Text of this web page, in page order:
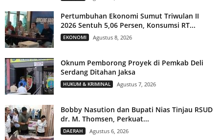
Pertumbuhan Ekonomi Sumut Triwulan II
2026 Sentuh 5,06 Persen, Konsumsi RT...
EKONOMI Agustus 8, 2026
Oknum Pemborong Proyek di Pemkab Deli
Serdang Ditahan Jaksa
HUKUM & KRIMINAL Agustus 7, 2026
Bobby Nasution dan Bupati Nias Tinjau RSUD
dr. M. Thomsen, Perkuat...
DAERAH Agustus 6, 2026